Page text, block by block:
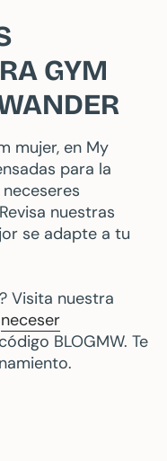
GYM
mujer, en My
para la
nuestras
se adapte a tu
Visita nuestra
neceser
BLOGMW. Te